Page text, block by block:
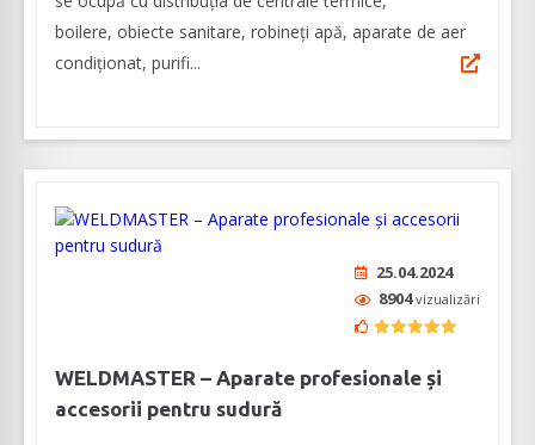
boilere, obiecte sanitare, robineți apă, aparate de aer
condiționat, purifi...
25.04.2024
8904vizualizări
WELDMASTER – Aparate profesionale și
accesorii pentru sudură